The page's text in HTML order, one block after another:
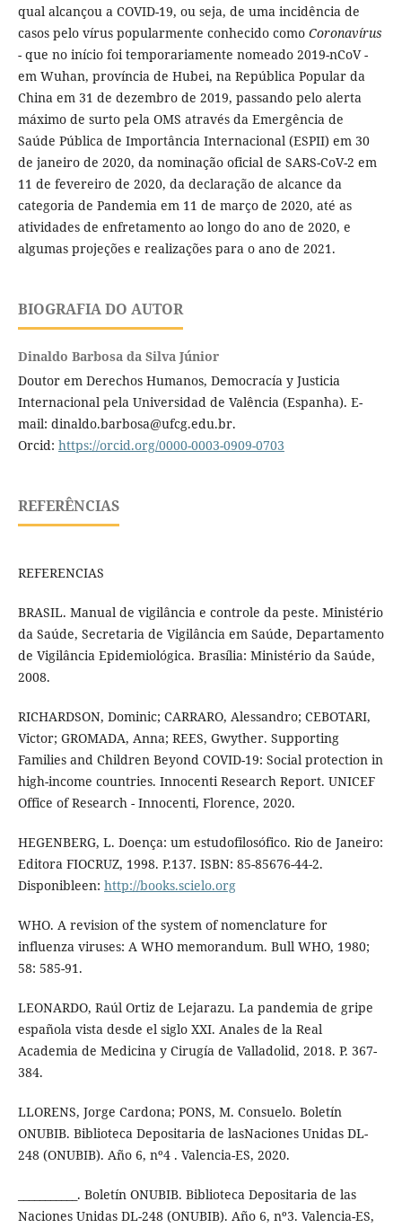
qual alcançou a COVID-19, ou seja, de uma incidência de
casos pelo vírus popularmente conhecido como Coronavírus
- que no início foi temporariamente nomeado 2019-nCoV -
em Wuhan, província de Hubei, na República Popular da
China em 31 de dezembro de 2019, passando pelo alerta
máximo de surto pela OMS através da Emergência de
Saúde Pública de Importância Internacional (ESPII) em 30
de janeiro de 2020, da nominação oficial de SARS-CoV-2 em
11 de fevereiro de 2020, da declaração de alcance da
categoria de Pandemia em 11 de março de 2020, até as
atividades de enfretamento ao longo do ano de 2020, e
algumas projeções e realizações para o ano de 2021.
BIOGRAFIA DO AUTOR
Dinaldo Barbosa da Silva Júnior
Doutor em Derechos Humanos, Democracía y Justicia
Internacional pela Universidad de Valência (Espanha). E-
mail: dinaldo.barbosa@ufcg.edu.br.
Orcid: https://orcid.org/0000-0003-0909-0703
REFERÊNCIAS
REFERENCIAS
BRASIL. Manual de vigilância e controle da peste. Ministério
da Saúde, Secretaria de Vigilância em Saúde, Departamento
de Vigilância Epidemiológica. Brasília: Ministério da Saúde,
2008.
RICHARDSON, Dominic; CARRARO, Alessandro; CEBOTARI,
Victor; GROMADA, Anna; REES, Gwyther. Supporting
Families and Children Beyond COVID-19: Social protection in
high-income countries. Innocenti Research Report. UNICEF
Office of Research - Innocenti, Florence, 2020.
HEGENBERG, L. Doença: um estudofilosófico. Rio de Janeiro:
Editora FIOCRUZ, 1998. P.137. ISBN: 85-85676-44-2.
Disponibleen: http://books.scielo.org
WHO. A revision of the system of nomenclature for
influenza viruses: A WHO memorandum. Bull WHO, 1980;
58: 585-91.
LEONARDO, Raúl Ortiz de Lejarazu. La pandemia de gripe
española vista desde el siglo XXI. Anales de la Real
Academia de Medicina y Cirugía de Valladolid, 2018. P. 367-
384.
LLORENS, Jorge Cardona; PONS, M. Consuelo. Boletín
ONUBIB. Biblioteca Depositaria de lasNaciones Unidas DL-
248 (ONUBIB). Año 6, nº4 . Valencia-ES, 2020.
___________. Boletín ONUBIB. Biblioteca Depositaria de las
Naciones Unidas DL-248 (ONUBIB). Año 6, nº3. Valencia-ES,